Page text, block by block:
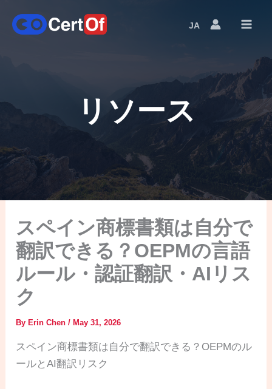
JALanguage
リソース
スペイン商標書類は自分で
翻訳できる？OEPMの言語
ルール・認証翻訳・AIリス
ク
ByErin Chen/May 31, 2026
スペイン商標書類は自分で翻訳できる？OEPMのル
ールとAI翻訳リスク